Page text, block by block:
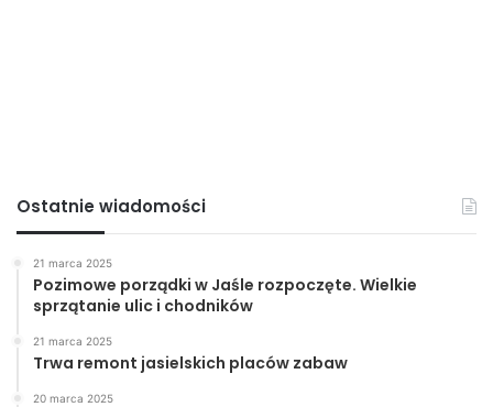
Ostatnie wiadomości
21 marca 2025
Pozimowe porządki w Jaśle rozpoczęte. Wielkie
sprzątanie ulic i chodników
21 marca 2025
Trwa remont jasielskich placów zabaw
20 marca 2025